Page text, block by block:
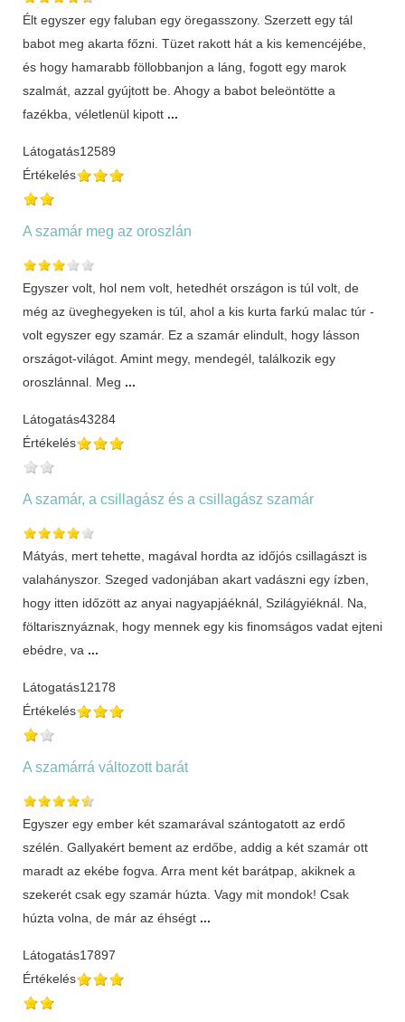
Élt egyszer egy faluban egy öregasszony. Szerzett egy tál
babot meg akarta főzni. Tüzet rakott hát a kis kemencéjébe,
és hogy hamarabb föllobbanjon a láng, fogott egy marok
szalmát, azzal gyújtott be. Ahogy a babot beleöntötte a
fazékba, véletlenül kipott ...
Látogatás12589
Értékelés
A szamár meg az oroszlán
Egyszer volt, hol nem volt, hetedhét országon is túl volt, de
még az üveghegyeken is túl, ahol a kis kurta farkú malac túr -
volt egyszer egy szamár. Ez a szamár elindult, hogy lásson
országot-világot. Amint megy, mendegél, találkozik egy
oroszlánnal. Meg ...
Látogatás43284
Értékelés
A szamár, a csillagász és a csillagász szamár
Mátyás, mert tehette, magával hordta az időjós csillagászt is
valahányszor. Szeged vadonjában akart vadászni egy ízben,
hogy itten időzött az anyai nagyapjáéknál, Szilágyiéknál. Na,
föltarisznyáznak, hogy mennek egy kis finomságos vadat ejteni
ebédre, va ...
Látogatás12178
Értékelés
A szamárrá változott barát
Egyszer egy ember két szamarával szántogatott az erdő
szélén. Gallyakért bement az erdőbe, addig a két szamár ott
maradt az ekébe fogva. Arra ment két barátpap, akiknek a
szekerét csak egy szamár húzta. Vagy mit mondok! Csak
húzta volna, de már az éhségt ...
Látogatás17897
Értékelés